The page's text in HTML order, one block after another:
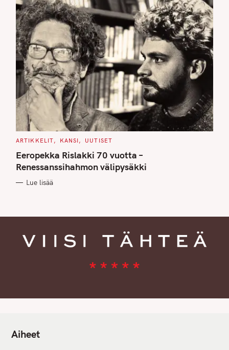
C
T
E
G
O
I
ARTIKKELIT KANSI UUTISET
Eeropekka Rislakki 70 vuotta –
Renessanssihahmon välipysäkki
Lue lisää
Aiheet